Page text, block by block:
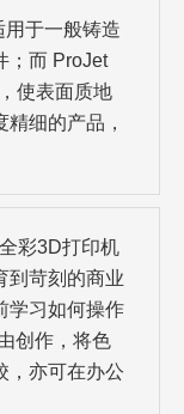
用于一般铸造
；而 ProJet
使表面质地
细的产品，
彩3D打印机
到苛刻的商业
学习如何操作
创作，将色
，亦可在办公